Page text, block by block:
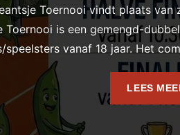
Toernooi vindt plaats
Toernooi is een gemengd-
speelsters vanaf 18 jaar. Het
LEES